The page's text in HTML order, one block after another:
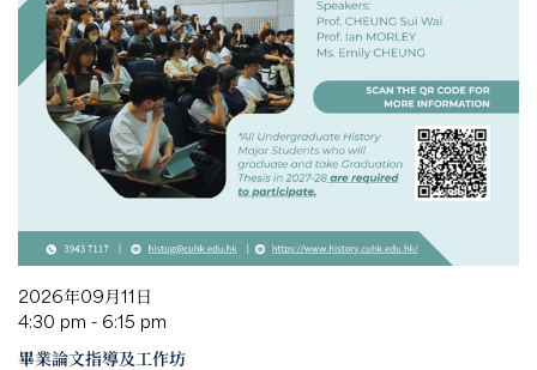
2026年09月11日
4:30 pm - 6:15 pm
畢業論文指導及工作坊